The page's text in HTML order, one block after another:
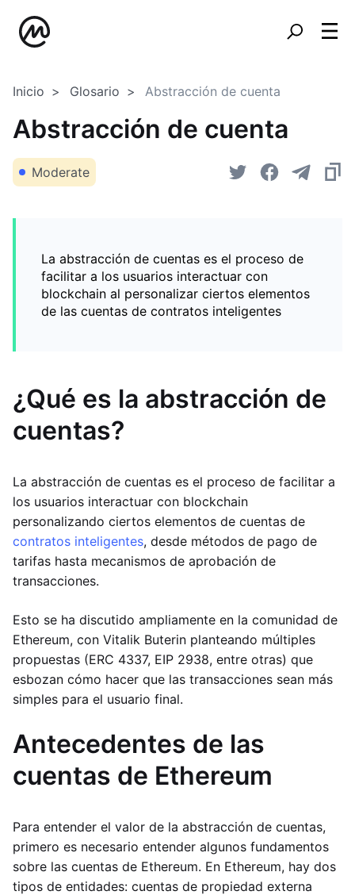
Inicio Glosario Abstracción de cuenta
Abstracción de cuenta
Moderate
La abstracción de cuentas es el proceso de
facilitar a los usuarios interactuar con
blockchain al personalizar ciertos elementos
de las cuentas de contratos inteligentes
¿Qué es la abstracción de
cuentas?
La abstracción de cuentas es el proceso de facilitar a
los usuarios interactuar con blockchain
personalizando ciertos elementos de cuentas de
contratos inteligentes, desde métodos de pago de
tarifas hasta mecanismos de aprobación de
transacciones.
Esto se ha discutido ampliamente en la comunidad de
Ethereum, con Vitalik Buterin planteando múltiples
propuestas (ERC 4337, EIP 2938, entre otras) que
esbozan cómo hacer que las transacciones sean más
simples para el usuario final.
Antecedentes de las
cuentas de Ethereum
Para entender el valor de la abstracción de cuentas,
primero es necesario entender algunos fundamentos
sobre las cuentas de Ethereum. En Ethereum, hay dos
tipos de entidades: cuentas de propiedad externa